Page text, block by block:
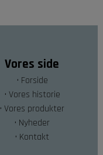
Vores side
• Forside
• Vores historie
• Vores produkter
• Nyheder
• Kontakt